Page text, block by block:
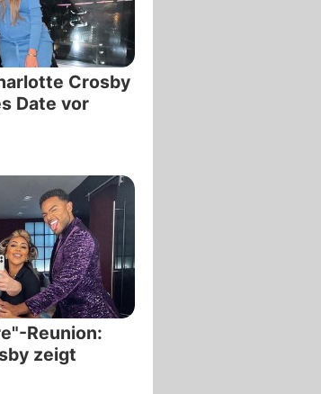
Crosby
Date vor
Reunion:
zeigt